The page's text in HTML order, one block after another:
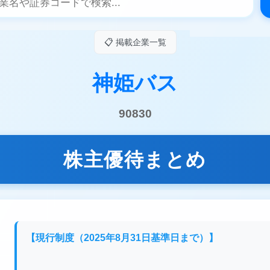
📋 掲載企業一覧
神姫バス
90830
株主優待まとめ
【現行制度（2025年8月31日基準日まで）】